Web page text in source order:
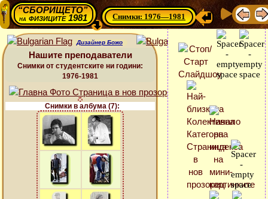
“СБОРИЩЕТО”
нафизиците 1981 Снимки: 1976—1981
Дизайнер Божо
Нашите преподаватели
Снимки от студентските ни години:
1976-1981
Снимки в албума (7):